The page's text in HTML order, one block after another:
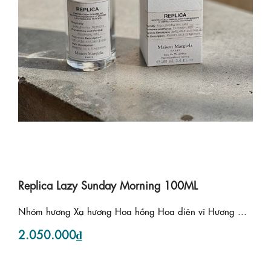
Replica Lazy Sunday Morning 100ML
Nhóm hương Xạ hương Hoa hồng Hoa diên vĩ Hương ...
2.050.000₫